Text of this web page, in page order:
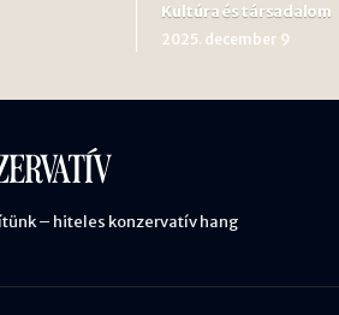
Kultúra és társadalom
2025. december 9
– hiteles konzervatív hang